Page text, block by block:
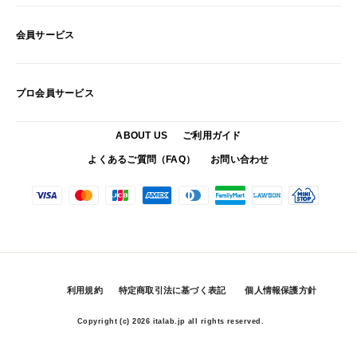
会員サービス
プロ会員サービス
ABOUT US ご利用ガイド
よくあるご質問（FAQ） お問い合わせ
Copyright (c)2026 italab.jp all rights reserved.
利用規約 特定商取引法に基づく表記 個人情報保護方針